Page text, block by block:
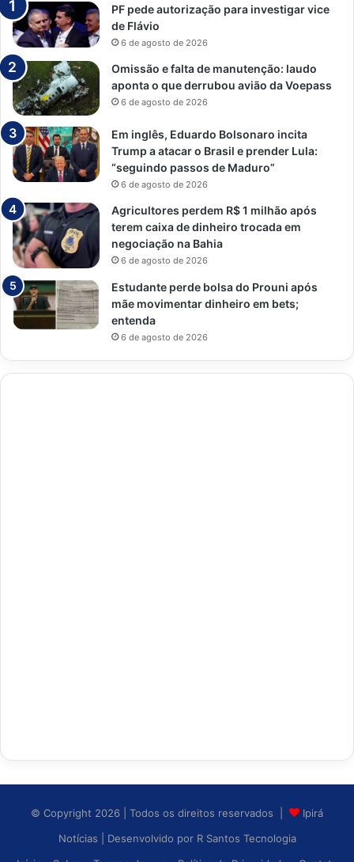
PF pede autorização para investigar vice
de Flávio
6 de agosto de 2026
Omissão e falta de manutenção: laudo
aponta o que derrubou avião da Voepass
6 de agosto de 2026
Em inglês, Eduardo Bolsonaro incita
Trump a atacar o Brasil e prender Lula:
“seguindo passos de Maduro”
6 de agosto de 2026
Agricultores perdem R$ 1 milhão após
terem caixa de dinheiro trocada em
negociação na Bahia
6 de agosto de 2026
Estudante perde bolsa do Prouni após
mãe movimentar dinheiro em bets;
entenda
6 de agosto de 2026
© Copyright 2026 | Todos os direitos reservados |
Ipirá
Notícias
| Desenvolvido por R Santos Tecnologia